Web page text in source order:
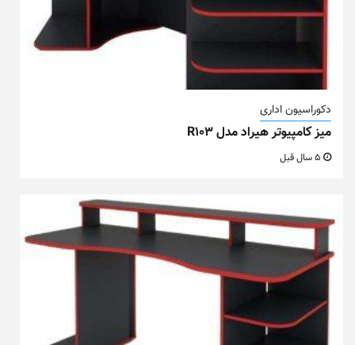
دکوراسیون اداری
میز کامپیوتر هیراد مدل R103